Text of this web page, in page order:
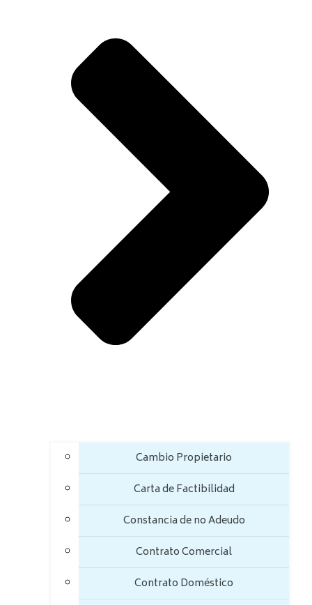
Cambio Propietario
Carta de Factibilidad
Constancia de no Adeudo
Contrato Comercial
Contrato Doméstico